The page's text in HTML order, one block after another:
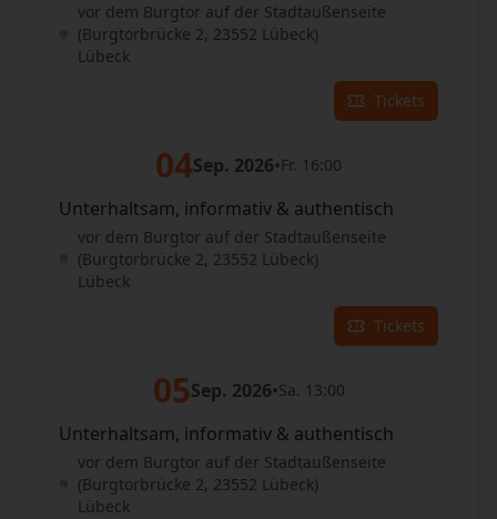
vor dem Burgtor auf der Stadtaußenseite
(Burgtorbrücke 2, 23552 Lübeck)
Lübeck
Tickets
04Sep. 2026•Fr. 16:00
Unterhaltsam, informativ & authentisch
vor dem Burgtor auf der Stadtaußenseite
(Burgtorbrücke 2, 23552 Lübeck)
Lübeck
Tickets
05Sep. 2026•Sa. 13:00
Unterhaltsam, informativ & authentisch
vor dem Burgtor auf der Stadtaußenseite
(Burgtorbrücke 2, 23552 Lübeck)
Lübeck